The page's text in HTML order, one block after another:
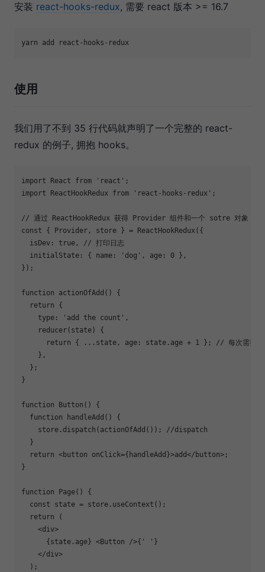
安装 react-hooks-redux, 需要 react 版本 >= 16.7
使用
我们用了不到 35 行代码就声明了一个完整的 react-
redux 的例子, 拥抱 hooks。
import React from 'react'
import ReactHookRedux from 'react-hooks-redux' ;
// 通过 ReactHookRedux 获得 Provider 组件和一个 sotre 对象
const { Provider, store } = ReactHookRedux({
isDev : true , // 打印日志
  initialState: {
name : 'dog' , age : 0 },
});
function actionOfAdd ( ) {
return {
type : 'add the count' ,
    reducer(state) {
return { ...state, age : state.age + 1 }; // 每次需要
    },
  };
}
function Button ( ) {
function
handleAdd ( ) {
    store.dispatch(actionOfAdd());
//dispatch
  }
return
<button onClick={handleAdd}>add </ button> ;
}
function Page( ) {
const state = store.useContext();
return (
<div>
      {state.age}
<Button />{' '}
</div>
  );